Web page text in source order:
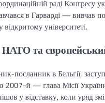
раді Конгресу
в Гарварді — вивчав
університеті.
НАТО та
посланник в Бельгії,
2007-й — глава Місії
у відставку, коли уряд